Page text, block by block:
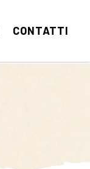
CONTATTI